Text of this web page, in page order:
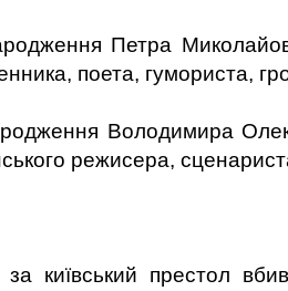
Петра
поета, гумориста,
Володимира
режисера,
київський престол